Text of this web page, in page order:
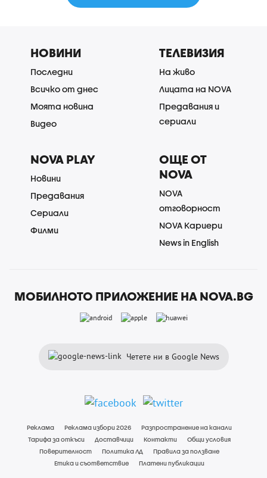
НОВИНИ
Последни
Всичко от днес
Моята новина
Видео
ТЕЛЕВИЗИЯ
На живо
Лицата на NOVA
Предавания и
сериали
NOVA PLAY
Новини
Предавания
Сериали
Филми
ОЩЕ ОТ
NOVA
NOVA
отговорност
NOVA Кариери
News in English
МОБИЛНОТО ПРИЛОЖЕНИЕ НА NOVA.BG
Четете ни в Google News
Реклама Реклама избори 2026
Разпространение на канали
Тарифа за откъси
Доставчици Контакти
Общи условия
Поверителност
Политика ЛД
Правила за ползване
Етика и съответствие
Платени публикации